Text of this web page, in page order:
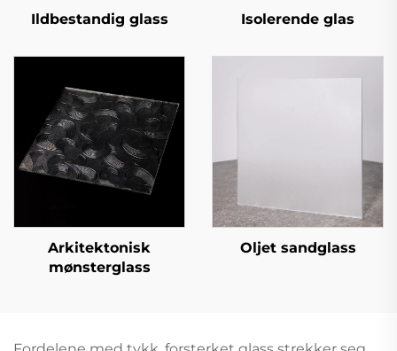
Ildbestandig glass Isolerende glas
Arkitektonisk
mønsterglass
Oljet sandglass